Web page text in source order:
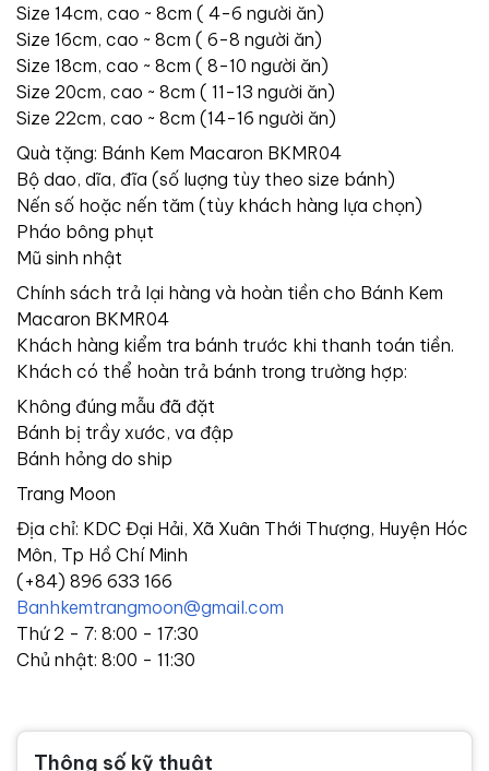
Size 14cm, cao ~ 8cm ( 4-6 người ăn)
Size 16cm, cao ~ 8cm ( 6-8 người ăn)
Size 18cm, cao ~ 8cm ( 8-10 người ăn)
Size 20cm, cao ~ 8cm ( 11-13 người ăn)
Size 22cm, cao ~ 8cm (14-16 người ăn)
Quà tặng: Bánh Kem Macaron BKMR04
Bộ dao, dĩa, đĩa (số luợng tùy theo size bánh)
Nến số hoặc nến tăm (tùy khách hàng lựa chọn)
Pháo bông phụt
Mũ sinh nhật
Chính sách trả lại hàng và hoàn tiền cho Bánh Kem
Macaron BKMR04
Khách hàng kiểm tra bánh trước khi thanh toán tiền.
Khách có thể hoàn trả bánh trong trường hợp:
Không đúng mẫu đã đặt
Bánh bị trầy xước, va đập
Bánh hỏng do ship
Trang Moon
Địa chỉ: KDC Đại Hải, Xã Xuân Thới Thượng, Huyện Hóc
Môn, Tp Hồ Chí Minh
(+84) 896 633 166
Banhkemtrangmoon@gmail.com
Thứ 2 - 7: 8:00 - 17:30
Chủ nhật: 8:00 - 11:30
Thông số kỹ thuật